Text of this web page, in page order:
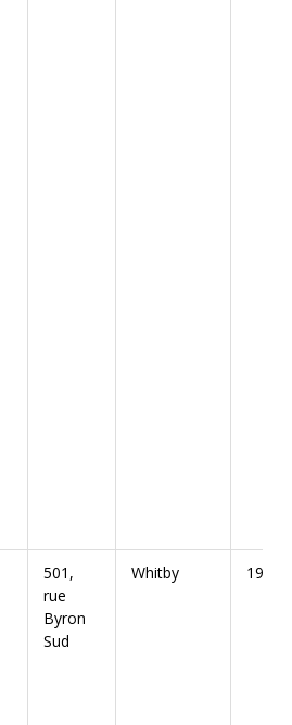
les renseignements détaillés pour
501,
rue
Byron
Sud
Whitby 1915